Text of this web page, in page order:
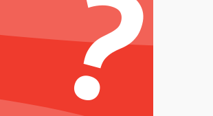
Подробнее →